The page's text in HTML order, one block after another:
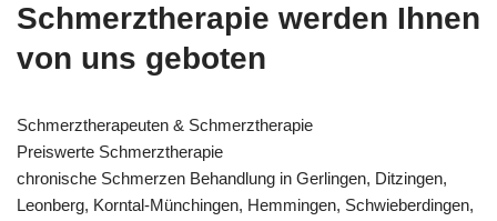
Schmerztherapie werden Ihnen
von uns geboten
Schmerztherapeuten & Schmerztherapie
Preiswerte Schmerztherapie
chronische Schmerzen Behandlung in Gerlingen, Ditzingen,
Leonberg, Korntal-Münchingen, Hemmingen, Schwieberdingen,